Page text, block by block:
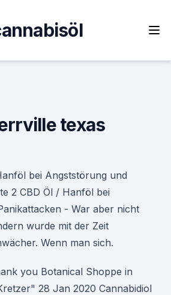
texas
bei Angststörung und
2 CBD Öl / Hanföl bei
- War aber nicht
wurde mit der Zeit
Wenn man sich.
you Botanical Shoppe in
28 Jan 2020 Cannabidiol